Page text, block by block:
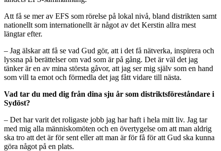
Att få se mer av EFS som rörelse på lokal nivå, bland distrikten samt
nationellt som internationellt är något av det Kerstin allra mest
längtar efter.
– Jag älskar att få se vad Gud gör, att i det få nätverka, inspirera och
lyssna på berättelserom vad som är på gång. Det är väl det jag
tänker är en av mina största gåvor, att jag ser mig själv som en hand
som vill ta emot och förmedla det jag fått vidare till nästa.
Vad tar du med dig från dina sju år som distriktsföreståndare i
Sydöst?
– Det har varit det roligaste jobb jag har haft i hela mitt liv. Jag tar
med mig alla män­niskomöten och en övertygelse om att man aldrig
ska tro att det är för sent eller att man är för få för att Gud ska kunna
göra något på en plats.